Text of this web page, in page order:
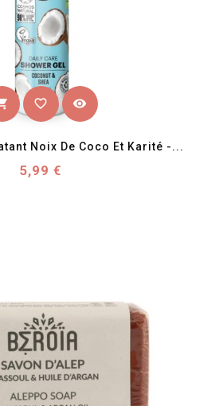
favorite_border visibility
Noix De Coco Et Karité -...
Prix
5,99 €